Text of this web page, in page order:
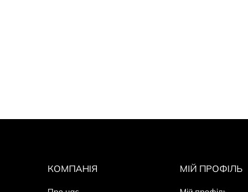
КОМПАНІЯ МІЙ ПРОФІЛЬ